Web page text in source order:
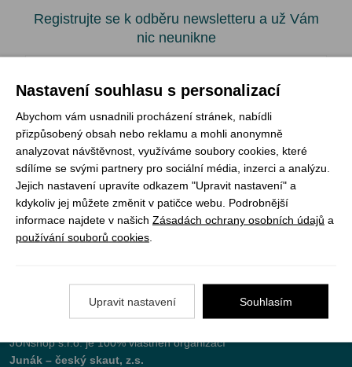
Registrujte se k odběru newsletteru a už Vám
nic neunikne
Vše o nákupu
Jak objednat
Doprava a platba
Nejčastější dotazy (FAQ)
JUNshop s.r.o.je 100% vlastněn organizací
Junák – český skaut, z.s.
Nastavení souhlasu s personalizací
Abychom vám usnadnili procházení stránek, nabídli
přizpůsobený obsah nebo reklamu a mohli anonymně
analyzovat návštěvnost, využíváme soubory cookies, které
sdílíme se svými partnery pro sociální média, inzerci a analýzu.
Jejich nastavení upravíte odkazem "Upravit nastavení" a
kdykoliv jej můžete změnit v patičce webu. Podrobnější
informace najdete v našich Zásadách ochrany osobních údajů a
používání souborů cookies
Upravit nastavení Souhlasím